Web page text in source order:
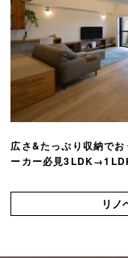
広さ&たっぷり収納で
ーカー必見
リノ